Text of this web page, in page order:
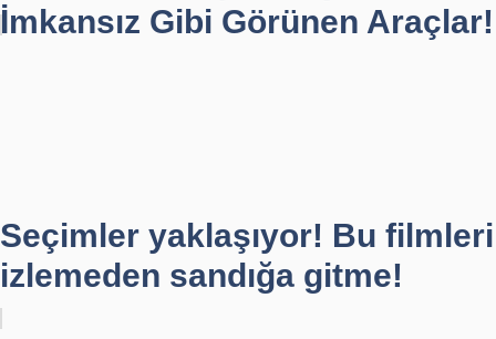
İmkansız Gibi Görünen Araçlar!
Seçimler yaklaşıyor! Bu filmleri
izlemeden sandığa gitme!